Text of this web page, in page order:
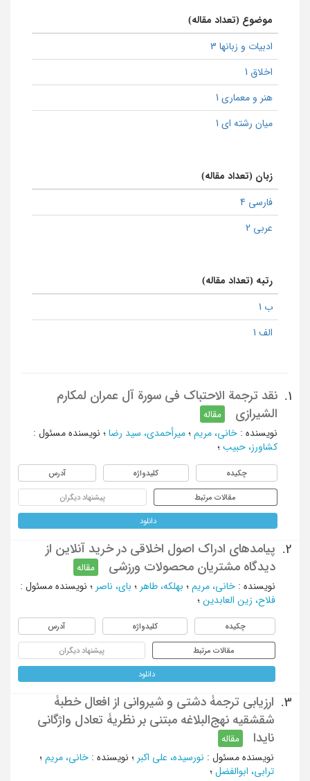
موضوع (تعداد مقاله)
ادبیات و زبانها 3
اخلاق 1
هنر و معماری 1
میان رشته ای 1
زبان (تعداد مقاله)
فارسی 4
عربی 2
رتبه (تعداد مقاله)
ب 1
الف 1
1.
نقد ترجمة الاحتباك في سورة آل عمران لمكارم
الشيرازي
مقاله
نویسنده : خاني، مريم ؛ ميرأحمدي، سيد رضا ؛ نویسنده مسئول :
كشاورز، حبيب ؛
چکیده کلیدواژه آدرس
مقالات مرتبط پیشنهاد دیگران
دانلود
2.
پیامدهای ادراک اصول اخلاقی در خرید آنلاین از
دیدگاه مشتریان محصولات ورزشی
مقاله
نویسنده : خانی، مریم ؛ بهلکه، طاهر ؛ بای، ناصر ؛ نویسنده مسئول :
فلاح، زین العابدین ؛
چکیده کلیدواژه آدرس
مقالات مرتبط پیشنهاد دیگران
دانلود
3.
ارزیابی ترجمۀ دشتی و شیروانی از افعال خطبۀ
شقشقیه نهج‌البلاغه مبتنی بر نظریۀ تعادل واژگانی
نایدا
مقاله
نویسنده مسئول : نورسیده، علی اکبر ؛ نویسنده : خانی، مریم ؛
ترابی، ابوالفضل ؛